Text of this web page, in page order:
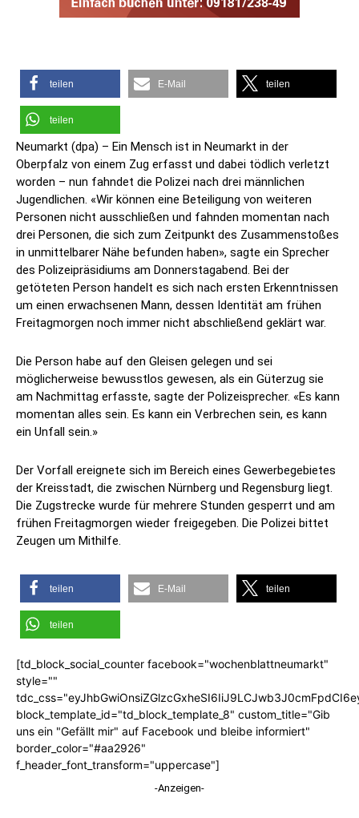
teilen E-Mail teilen
teilen
Neumarkt (dpa) – Ein Mensch ist in Neumarkt in der
Oberpfalz von einem Zug erfasst und dabei tödlich verletzt
worden – nun fahndet die Polizei nach drei männlichen
Jugendlichen. «Wir können eine Beteiligung von weiteren
Personen nicht ausschließen und fahnden momentan nach
drei Personen, die sich zum Zeitpunkt des Zusammenstoßes
in unmittelbarer Nähe befunden haben», sagte ein Sprecher
des Polizeipräsidiums am Donnerstagabend. Bei der
getöteten Person handelt es sich nach ersten Erkenntnissen
um einen erwachsenen Mann, dessen Identität am frühen
Freitagmorgen noch immer nicht abschließend geklärt war.
Die Person habe auf den Gleisen gelegen und sei
möglicherweise bewusstlos gewesen, als ein Güterzug sie
am Nachmittag erfasste, sagte der Polizeisprecher. «Es kann
momentan alles sein. Es kann ein Verbrechen sein, es kann
ein Unfall sein.»
Der Vorfall ereignete sich im Bereich eines Gewerbegebietes
der Kreisstadt, die zwischen Nürnberg und Regensburg liegt.
Die Zugstrecke wurde für mehrere Stunden gesperrt und am
frühen Freitagmorgen wieder freigegeben. Die Polizei bittet
Zeugen um Mithilfe.
teilen E-Mail teilen
teilen
[td_block_social_counter facebook="wochenblattneumarkt"
style=""
block_template_id="td_block_template_8" custom_title="Gib
uns ein "Gefällt mir" auf Facebook und bleibe informiert"
border_color="#aa2926"
f_header_font_transform="uppercase"]
-Anzeigen-